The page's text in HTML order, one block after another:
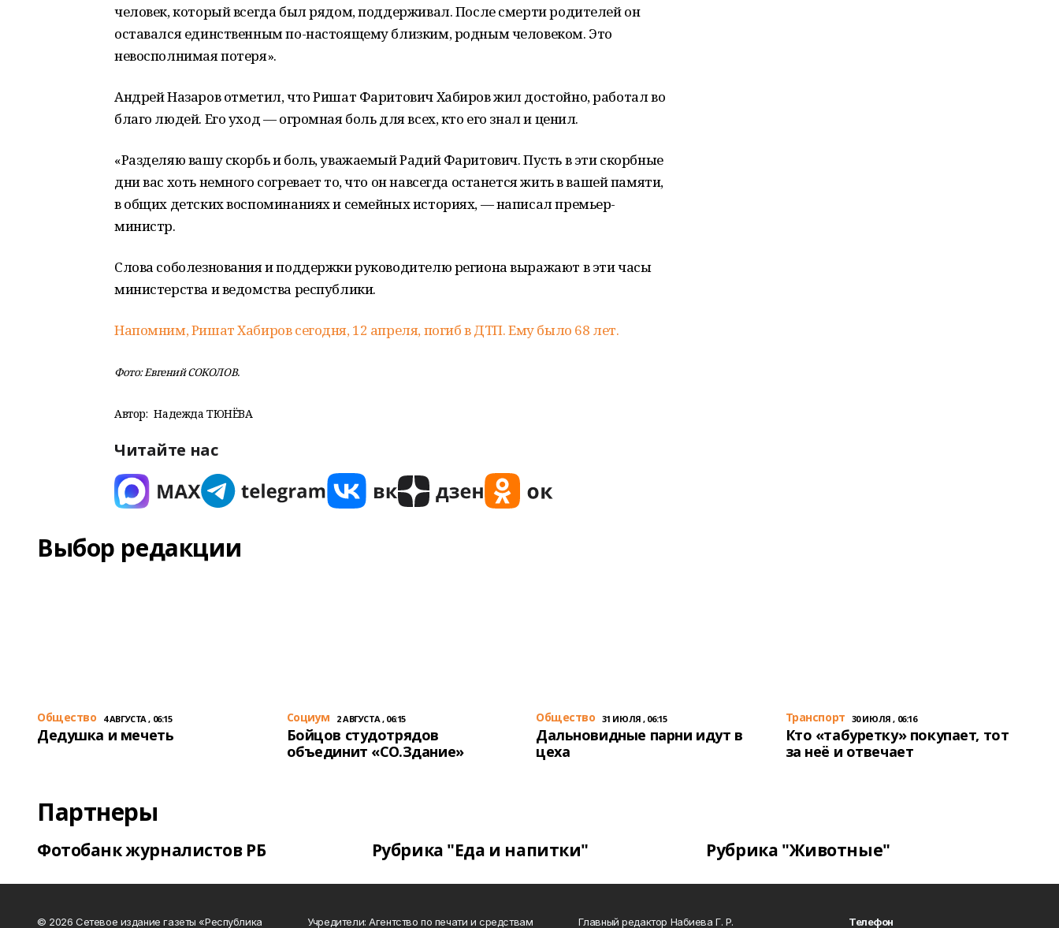
человек, который всегда был рядом, поддерживал. После смерти родителей он
оставался единственным по-настоящему близким, родным человеком. Это
невосполнимая потеря».
Андрей Назаров отметил, что Ришат Фаритович Хабиров жил достойно, работал во
благо людей. Его уход — огромная боль для всех, кто его знал и ценил.
«Разделяю вашу скорбь и боль, уважаемый Радий Фаритович. Пусть в эти скорбные
дни вас хоть немного согревает то, что он навсегда останется жить в вашей памяти,
в общих детских воспоминаниях и семейных историях, — написал премьер-
министр.
Слова соболезнования и поддержки руководителю региона выражают в эти часы
министерства и ведомства республики.
Напомним, Ришат Хабиров сегодня, 12 апреля, погиб в ДТП. Ему было 68 лет.
Фото: Евгений СОКОЛОВ.
Автор: Надежда ТЮНЁВА
Читайте нас
Выбор редакции
Общество 4 АВГУСТА , 06:15
Дедушка и мечеть
Cоциум 2 АВГУСТА , 06:15
Бойцов студотрядов
объединит «СО.Здание»
Общество 31 ИЮЛЯ , 06:15
Дальновидные парни идут в
цеха
Транспорт 30 ИЮЛЯ , 06:16
Кто «табуретку» покупает, тот
за неё и отвечает
Партнеры
Фотобанк журналистов РБ Рубрика "Еда и напитки" Рубрика "Животные"
© 2026 Сетевое издание газеты «Республика Учредители: Агентство по печати и средствам Главный редактор Набиева Г. Р. Телефон